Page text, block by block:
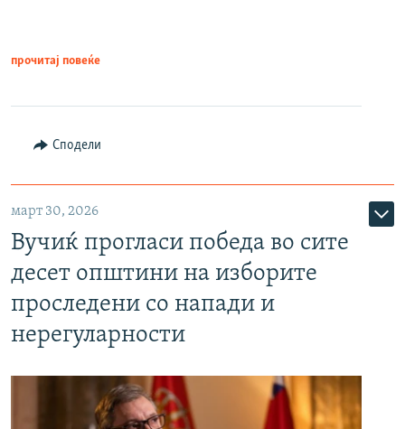
прочитај повеќе
Сподели
март 30, 2026
Вучиќ прогласи победа во сите
десет општини на изборите
проследени со напади и
нерегуларности